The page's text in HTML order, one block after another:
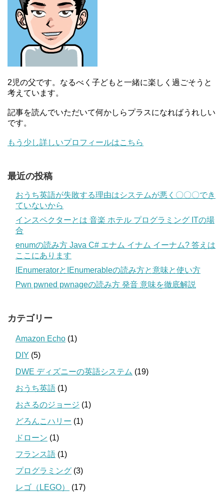
2児の父です。なるべく子どもと一緒に楽しく過ごそうと
考えています。
記事を読んでいただいて何かしらプラスになればうれしい
です。
もう少し詳しいプロフィールはこちら
最近の投稿
おうち英語が失敗する理由はシステムが悪く〇〇〇でき
ていないから
インスペクターとは 音楽 ホテル プログラミング ITの場
合
enumの読み方 Java C# エナム イナム イーナム? 答えは
ここにあります
IEnumeratorとIEnumerableの読み方と意味と使い方
Pwn pwned pwnageの読み方 発音 意味を徹底解説
カテゴリー
Amazon Echo (1)
DIY (5)
DWE ディズニーの英語システム (19)
おうち英語 (1)
おさるのジョージ (1)
どろんこハリー (1)
ドローン (1)
フランス語 (1)
プログラミング (3)
レゴ（LEGO）
(17)